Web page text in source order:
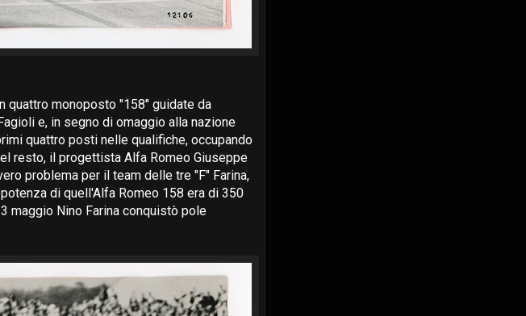
quattro monoposto "158" guidate da
e, in segno di omaggio alla nazione
quattro posti nelle qualifiche, occupando
resto, il progettista Alfa Romeo Giuseppe
problema per il team delle tre "F" Farina,
di quell'Alfa Romeo 158 era di 350
maggio Nino Farina conquistò pole